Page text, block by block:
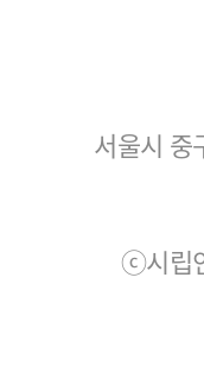
서울시 중
ⓒ시립